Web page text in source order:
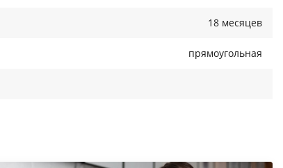
18 месяцев
прямоугольная